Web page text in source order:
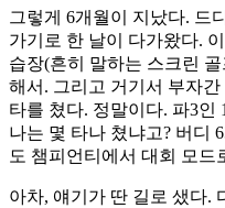
그렇게 6개월이 지났다. 드
가기로 한 날이 다가왔다.
습장(흔히 말하는 스크린
해서. 그리고 거기서 부자
타를 쳤다. 정말이다. 파3인
나는 몇 타나 쳤냐고? 버디
도 챔피언티에서 대회 모드
아차, 얘기가 딴 길로 샜다.